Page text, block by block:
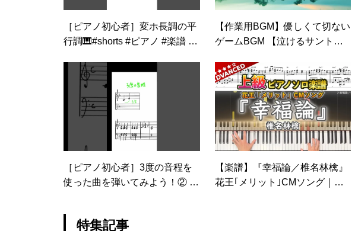
［ピアノ初心者］変ホ長調の平
行調🎹#shorts #ピアノ #楽譜 #
【作業用BGM】優しくて切ない
ゲームBGM 【泣けるサント
【作業用・睡眠用BGM】癒しの
音楽
［ピアノ初心者］3度の音程を
使った曲を弾いてみよう！② #
ic #piano #練習 #shorts
【楽譜】『幸福論／椎名林檎』
花王｢メリット｣CMソング｜上
特集記事